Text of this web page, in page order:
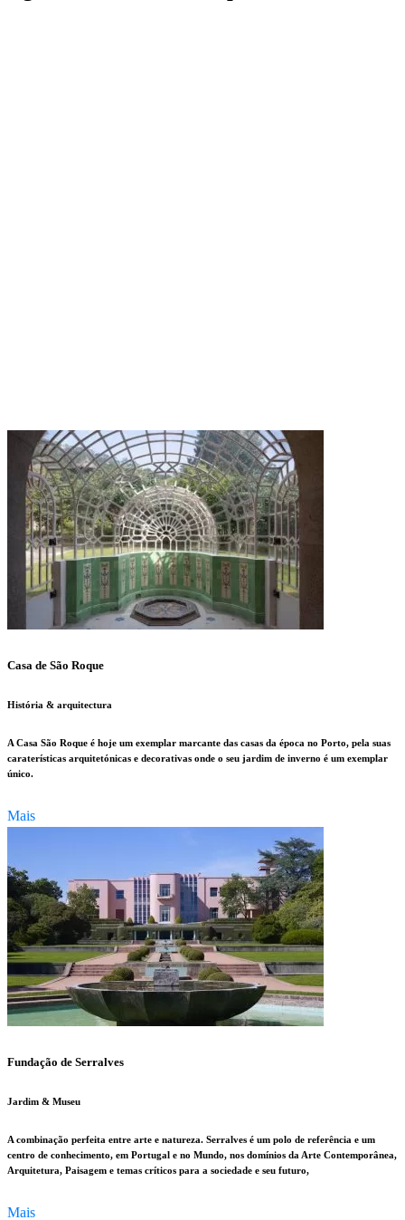
Casa de São Roque
História & arquitectura
A Casa São Roque é hoje um exemplar marcante das casas da época no Porto, pela suas
caraterísticas arquitetónicas e decorativas onde o seu jardim de inverno é um exemplar
único.
Mais
Fundação de Serralves
Jardim & Museu
A combinação perfeita entre arte e natureza. Serralves é um polo de referência e um
centro de conhecimento, em Portugal e no Mundo, nos domínios da Arte Contemporânea,
Arquitetura, Paisagem e temas críticos para a sociedade e seu futuro,
Mais